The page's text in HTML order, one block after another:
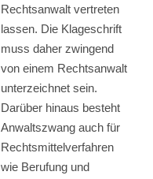
Rechtsanwalt vertreten
lassen. Die Klageschrift
muss daher zwingend
von einem Rechtsanwalt
unterzeichnet sein.
Darüber hinaus besteht
Anwaltszwang auch für
Rechtsmittelverfahren
wie Berufung und